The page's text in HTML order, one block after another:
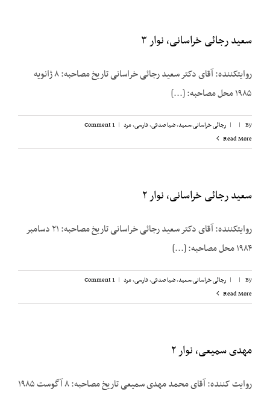
سعید رجائی خراسانی، نوار ۳
روایت­کننده: آقای دکتر سعید رجائی خراسانی تاریخ مصاحبه: ۸ ژانویه
۱۹۸۵ محل مصاحبه: [...]
By
|
| رجائی خراسانی،‌سعید,ضیا صدقی,فارسی,مرد |
1 Comment
Read More
سعید رجائی خراسانی، نوار ۲
روایت­کننده: آقای دکتر سعید رجائی خراسانی تاریخ مصاحبه: ۲۱ دسامبر
۱۹۸۴ محل مصاحبه: [...]
By
|
| رجائی خراسانی،‌سعید,ضیا صدقی,فارسی,مرد |
1 Comment
Read More
مهدی سمیعی، نوار ۲
روایت ‌کننده: آقای محمد مهدی سمیعی تاریخ مصاحبه: ۸ آگوست ۱۹۸۵